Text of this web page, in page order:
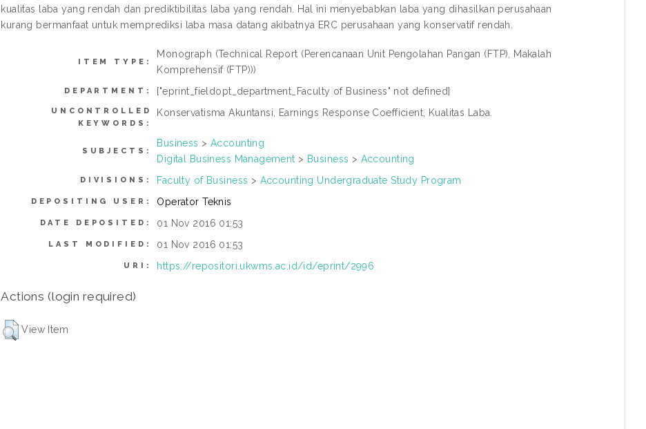
kualitas laba yang rendah dan prediktibilitas laba yang rendah. Hal ini menyebabkan laba yang dihasilkan perusahaan
kurang bermanfaat untuk memprediksi laba masa datang akibatnya ERC perusahaan yang konservatif rendah.
ITEM TYPE:
Monograph (Technical Report (Perencanaan Unit Pengolahan Pangan (FTP), Makalah
Komprehensif (FTP)))
DEPARTMENT: ["eprint_fieldopt_department_Faculty of Business" not defined]
UNCONTROLLED
KEYWORDS:
Konservatisma Akuntansi, Earnings Response Coefficient, Kualitas Laba.
SUBJECTS:
Business >Accounting
Digital Business Management > Business > Accounting
DIVISIONS: Faculty of Business > Accounting Undergraduate Study Program
DEPOSITING USER: Operator Teknis
DATE DEPOSITED: 01 Nov 2016 01:53
LAST MODIFIED: 01 Nov 2016 01:53
URI: https://repositori.ukwms.ac.id/id/eprint/2996
Actions (login required)
View Item